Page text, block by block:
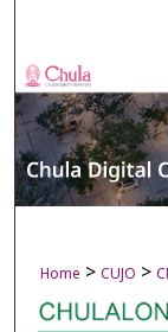
Home > CUJO >